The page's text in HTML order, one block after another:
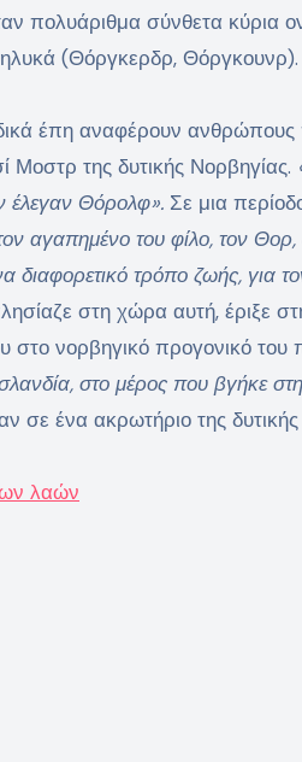
πολυάριθμα σύνθετα κύρια
(Θόργκερδρ, Θόργκουνρ).
έπη αναφέρουν
της δυτικής Νορβηγίας.
έλεγαν Θόρολφ». Σε μια
αγαπημένο του φίλο, τον
διαφορετικό τρόπο ζωής, για
στη χώρα αυτή, έριξε
στο νορβηγικό προγονικό του
στο μέρος που βγήκε
σε ένα ακρωτήριο της
λαών